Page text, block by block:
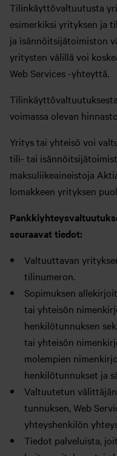
Tilinkäyttövaltuutusta
esimerkiksi yrityksen ja
ja isännöitsijätoimiston
yritysten välillä voi
Web Services -yhteyttä.
voimassa olevan
Yritys tai yhteisö voi
tili- tai
maksuliikeaineistoja
lomakkeen yrityksen
seuraavat tiedot:
Valtuuttavan
tilinumeron.
Sopimuksen
tai yhteisön
henkilötunnuksen
tai yhteisön
molempien
henkilötunnukset ja
Valtuutetun
tunnuksen, Web
yhteyshenkilön
Tiedot palveluista,